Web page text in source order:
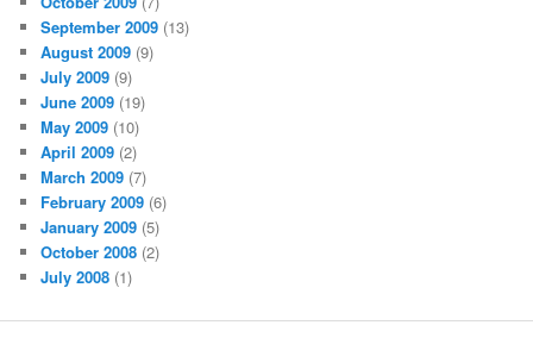
September 2009 (13)
August 2009 (9)
July 2009 (9)
June 2009 (19)
May 2009 (10)
April 2009 (2)
March 2009 (7)
February 2009 (6)
January 2009 (5)
October 2008 (2)
July 2008 (1)